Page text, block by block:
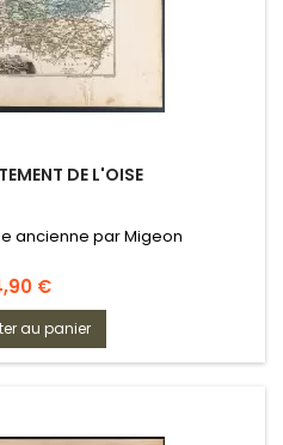
DE L'OISE
ancienne par Migeon
€
au panier